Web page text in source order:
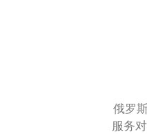
俄罗
服务